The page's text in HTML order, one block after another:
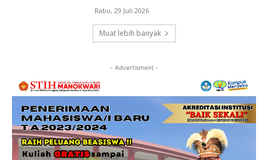
Rabu, 29 Juli 2026
Muat lebih banyak
- Advertisment -